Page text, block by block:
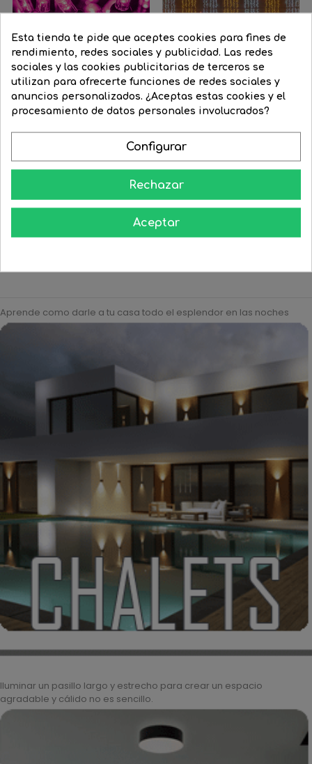
Guirnalda 10m y 100 LEDs...
Precio
50,82 € Precio
38,12 €
COMPRAR  
BlancoNegro
Aprende como darle a tu casa todo el esplendor en las noches
Iluminar un pasillo largo y estrecho para crear un espacio
agradable y cálido no es sencillo.
Esta tienda te pide que aceptes cookies para fines de
rendimiento, redes sociales y publicidad. Las redes
sociales y las cookies publicitarias de terceros se
utilizan para ofrecerte funciones de redes sociales y
anuncios personalizados. ¿Aceptas estas cookies y el
procesamiento de datos personales involucrados?
Configurar
Rechazar
Aceptar